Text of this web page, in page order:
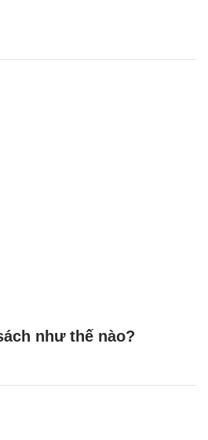
như thế nào?